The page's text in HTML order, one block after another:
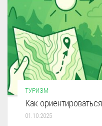
ТУРИЗМ
Как
01.10.2025